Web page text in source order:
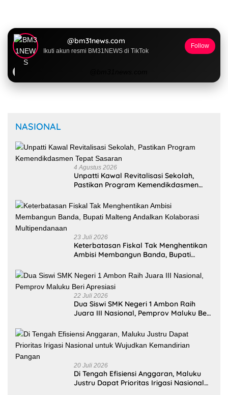
@bm31news.com
Ikuti akun resmi BM31NEWS di TikTok
Follow
NASIONAL
4 Agustus 2026
Unpatti Kawal Revitalisasi Sekolah,
Pastikan Program Kemendikdasmen
23 Juli 2026
Keterbatasan Fiskal Tak Menghentikan
Ambisi Membangun Banda, Bupati
Multipendanaan
22 Juli 2026
Dua Siswi SMK Negeri 1 Ambon Raih
Juara III Nasional, Pemprov Maluku Beri
20 Juli 2026
Di Tengah Efisiensi Anggaran, Maluku
Justru Dapat Prioritas Irigasi Nasional